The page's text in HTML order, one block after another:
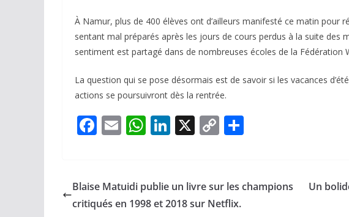
À Namur, plus de 400 élèves ont d’ailleurs manifesté ce matin pour
sentant mal préparés après les jours de cours perdus à la suite des
sentiment est partagé dans de nombreuses écoles de la Fédération
La question qui se pose désormais est de savoir si les vacances
actions se poursuivront dès la rentrée.
F
b
o
E
l
W
s
A
Li
e
dI
X C
y
Li
g
Blaise Matuidi publie un livre sur les champions
critiqués en 1998 et 2018 sur Netflix.
Un